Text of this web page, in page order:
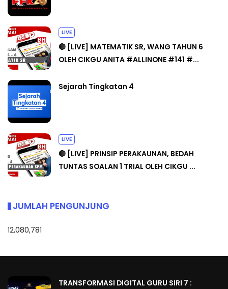
LIVE
🔴 [LIVE] MATEMATIK SR, WANG TAHUN 6
OLEH CIKGU ANITA #ALLINONE #141 #...
Sejarah Tingkatan 4
LIVE
🔴 [LIVE] PRINSIP PERAKAUNAN, BEDAH
TUNTAS SOALAN 1 TRIAL OLEH CIKGU ...
JUMLAH PENGUNJUNG
12,080,781
TRANSFORMASI DIGITAL GURU SIRI 7 :